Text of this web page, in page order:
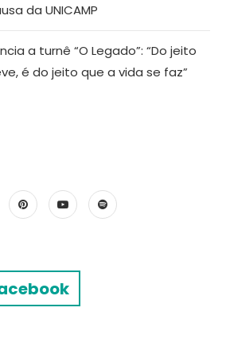
da UNICAMP
a turnê “O Legado”: “Do jeito
é do jeito que a vida se faz”